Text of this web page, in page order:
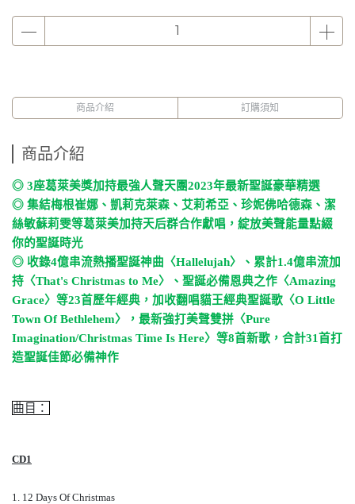
商品介紹 訂購須知
商品介紹
◎ 3座葛萊美獎加持最強人聲天團2023年最新聖誕豪華精選
◎ 集結梅根崔娜、凱莉克萊森、艾莉希亞、珍妮佛哈德森、潔
絲敏蘇莉雯等葛萊美加持天后群合作獻唱，綻放美聲能量點綴
你的聖誕時光
◎ 收錄4億串流熱播聖誕神曲〈Hallelujah〉、累計1.4億串流加
持〈That's Christmas to Me〉、聖誕必備恩典之作〈Amazing
Grace〉等23首歷年經典，加收翻唱貓王經典聖誕歌〈O Little
Town Of Bethlehem〉，最新強打美聲雙拼〈Pure
Imagination/Christmas Time Is Here〉等8首新歌，合計31首打
造聖誕佳節必備神作
曲目：
CD1
1. 12 Days Of Christmas